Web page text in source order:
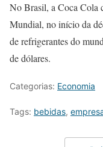
No Brasil, a Coca Cola
Mundial, no início da
de refrigerantes do
de dólares.
Categorias: Economia
Tags: bebidas,